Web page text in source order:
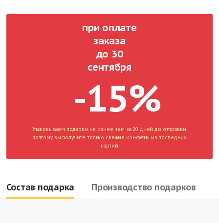
-15%
при оплате
заказа
до 30
сентября
Упаковываем подарки не ранее чем за 20 дней до отправки,
поэтому вы получите только свежие конфеты из последних
партий
Состав подарка Производство подарков